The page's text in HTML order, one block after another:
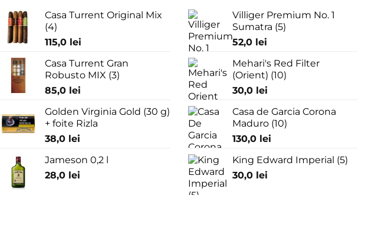
Casa Turrent Original Mix
(4)
115,0 lei
Casa Turrent Gran
Robusto MIX (3)
85,0 lei
Golden Virginia Gold (30 g)
+ foite Rizla
38,0 lei
Jameson 0,2 l
28,0 lei
Villiger Premium No. 1
Sumatra (5)
52,0 lei
Mehari's Red Filter
(Orient) (10)
30,0 lei
Casa de Garcia Corona
Maduro (10)
130,0 lei
King Edward Imperial (5)
30,0 lei